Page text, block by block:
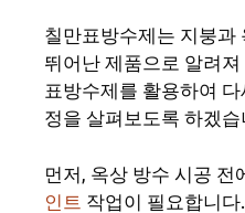
칠만표방수제는 지붕과
뛰어난 제품으로 알려
표방수제를 활용하여
정을 살펴보도록 하겠습
먼저, 옥상 방수 시공 전
인트 작업이 필요합니